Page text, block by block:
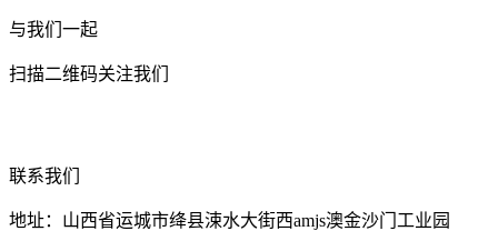
与我们一起
扫描二维码关注我们
联系我们
地址：山西省运城市绛县涑水大街西amjs澳金沙门工业园